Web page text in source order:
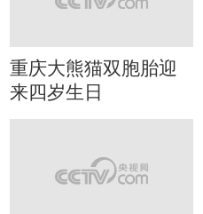
重庆大熊猫双胞胎迎
来四岁生日